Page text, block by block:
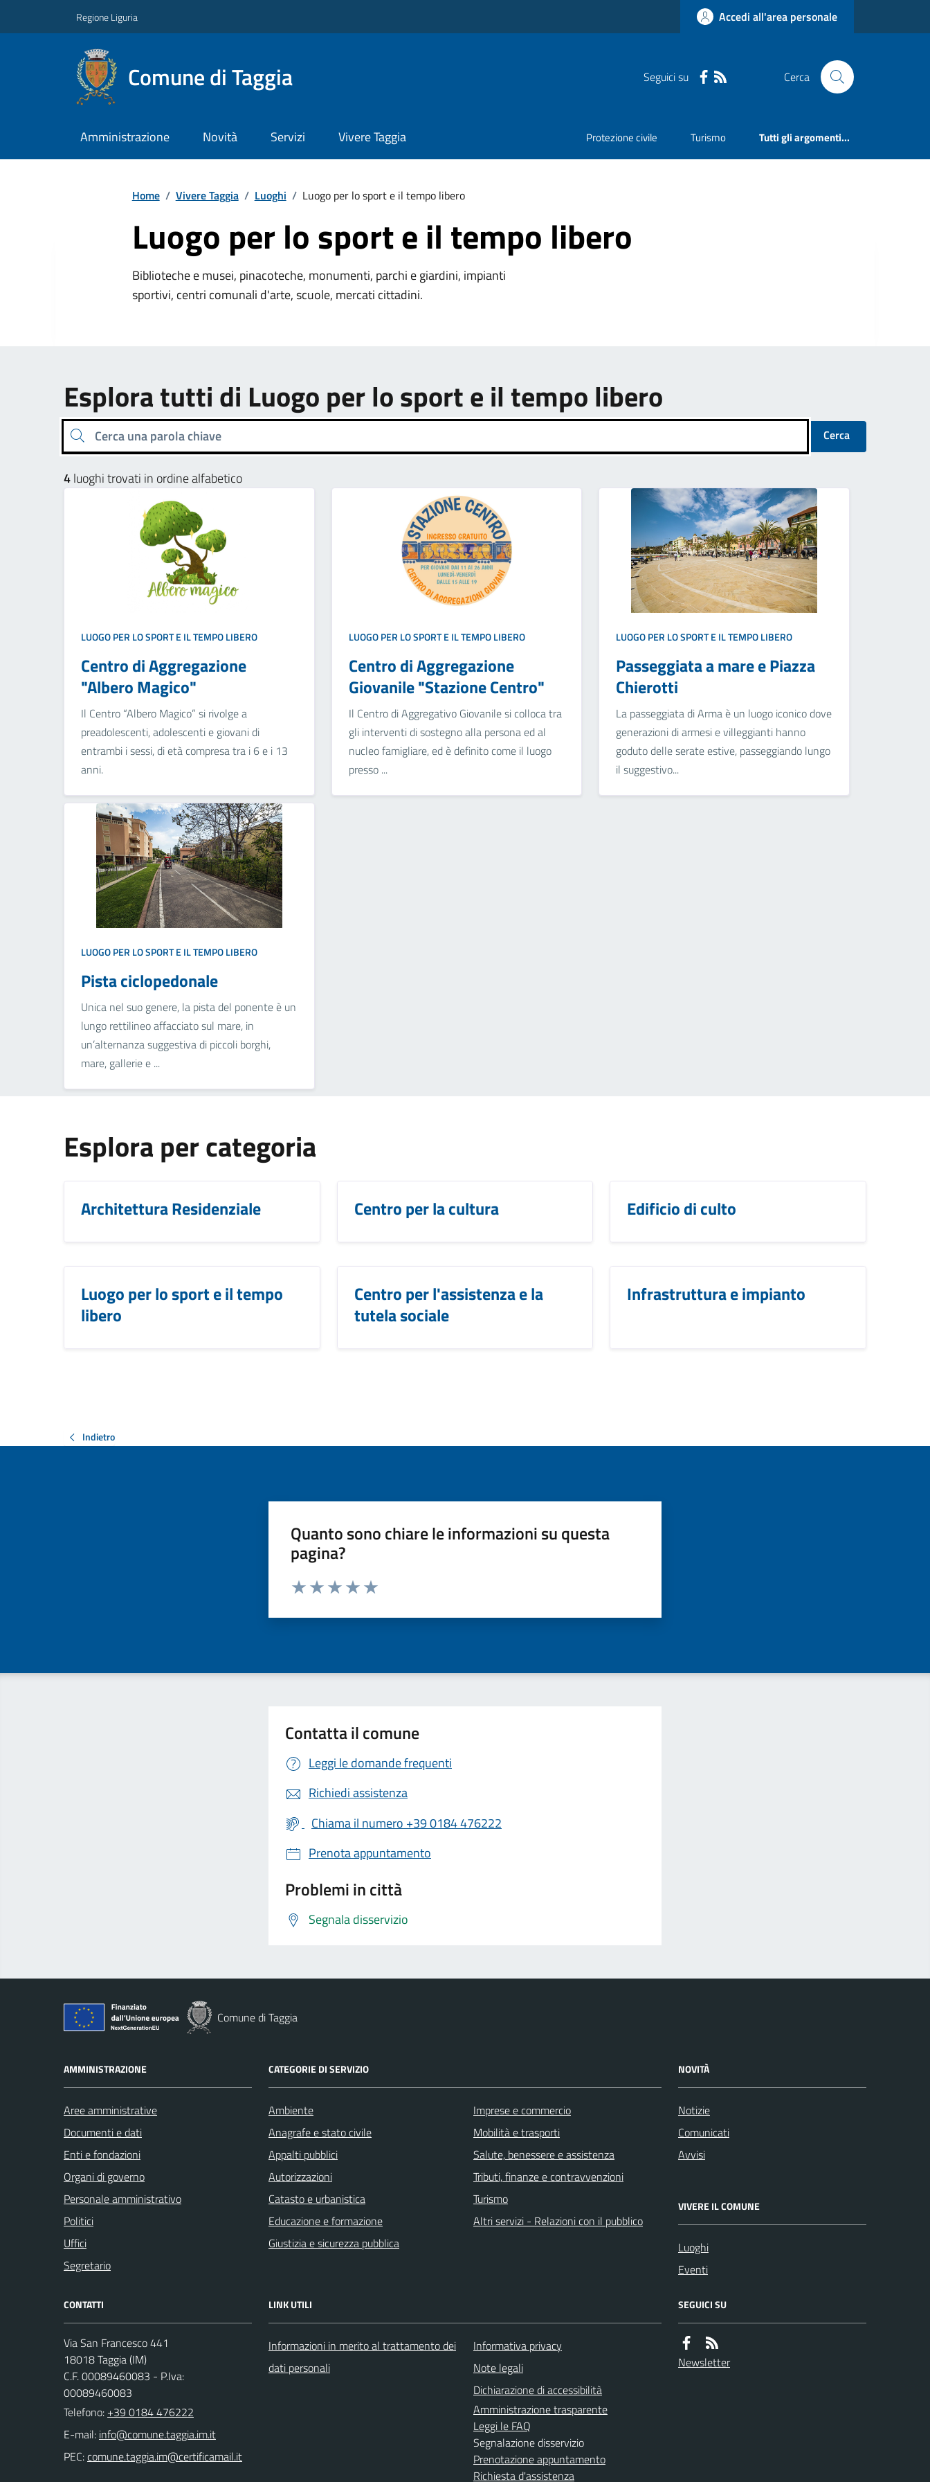
Regione Liguria Accedi all'area personale
Comune di Taggia Seguici su Cerca
Amministrazione Novità Servizi Vivere Taggia Protezione civile Turismo Tutti gli argomenti...
Home / Vivere Taggia / Luoghi / Luogo per lo sport e il tempo libero
Luogo per lo sport e il tempo libero
Biblioteche e musei, pinacoteche, monumenti, parchi e giardini, impianti
sportivi, centri comunali d'arte, scuole, mercati cittadini.
Esplora tutti di Luogo per lo sport e il tempo libero
Cerca una parola chiave Cerca
4luoghi trovati in ordine alfabetico
LUOGO PER LO SPORT E IL TEMPO LIBERO
Centro di Aggregazione
"Albero Magico"
Il Centro “Albero Magico” si rivolge a
preadolescenti, adolescenti e giovani di
entrambi i sessi, di età compresa tra i 6 e i 13
anni.
LUOGO PER LO SPORT E IL TEMPO LIBERO
Centro di Aggregazione
Giovanile "Stazione Centro"
Il Centro di Aggregativo Giovanile si colloca tra
gli interventi di sostegno alla persona ed al
nucleo famigliare, ed è definito come il luogo
presso ...
LUOGO PER LO SPORT E IL TEMPO LIBERO
Passeggiata a mare e Piazza
Chierotti
La passeggiata di Arma è un luogo iconico dove
generazioni di armesi e villeggianti hanno
goduto delle serate estive, passeggiando lungo
il suggestivo...
LUOGO PER LO SPORT E IL TEMPO LIBERO
Pista ciclopedonale
Unica nel suo genere, la pista del ponente è un
lungo rettilineo affacciato sul mare, in
un’alternanza suggestiva di piccoli borghi,
mare, gallerie e ...
Esplora per categoria
Architettura Residenziale Centro per la cultura Edificio di culto
Luogo per lo sport e il tempo
libero
Centro per l'assistenza e la
tutela sociale
Infrastruttura e impianto
Indietro
Quanto sono chiare le informazioni su questa
pagina?
Valuta da 1 a 5 stelle la pagina
Contatta il comune
Leggi le domande frequenti
Richiedi assistenza
Chiama il numero +39 0184 476222
Prenota appuntamento
Problemi in città
Segnala disservizio
Comune di Taggia
AMMINISTRAZIONE
Aree amministrative
Documenti e dati
Enti e fondazioni
Organi di governo
Personale amministrativo
Politici
Uffici
Segretario
CATEGORIE DI SERVIZIO
Ambiente
Anagrafe e stato civile
Appalti pubblici
Autorizzazioni
Catasto e urbanistica
Educazione e formazione
Giustizia e sicurezza pubblica
Imprese e commercio
Mobilità e trasporti
Salute, benessere e assistenza
Tributi, finanze e contravvenzioni
Turismo
Altri servizi - Relazioni con il pubblico
NOVITÀ
Notizie
Comunicati
Avvisi
VIVERE IL COMUNE
Luoghi
Eventi
CONTATTI
Via San Francesco 441
18018 Taggia (IM)
C.F. 00089460083 - P.Iva:
00089460083
Telefono: +39 0184 476222
E-mail:
PEC:
LINK UTILI
Informazioni in merito al trattamento dei
dati personali
Informativa privacy
Note legali
Dichiarazione di accessibilità
Amministrazione trasparente
Leggi le FAQ
Segnalazione disservizio
Prenotazione appuntamento
Richiesta d'assistenza
SEGUICI SU
Newsletter